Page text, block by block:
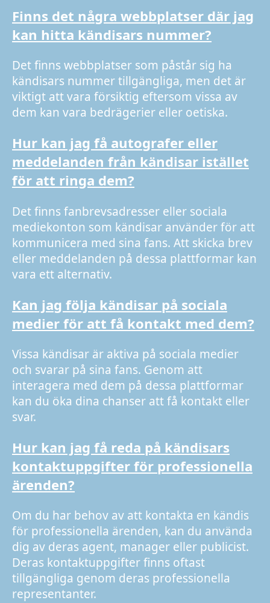
Finns det några webbplatser där jag
kan hitta kändisars nummer?
Det finns webbplatser som påstår sig ha
kändisars nummer tillgängliga, men det är
viktigt att vara försiktig eftersom vissa av
dem kan vara bedrägerier eller oetiska.
Hur kan jag få autografer eller
meddelanden från kändisar istället
för att ringa dem?
Det finns fanbrevsadresser eller sociala
mediekonton som kändisar använder för att
kommunicera med sina fans. Att skicka brev
eller meddelanden på dessa plattformar kan
vara ett alternativ.
Kan jag följa kändisar på sociala
medier för att få kontakt med dem?
Vissa kändisar är aktiva på sociala medier
och svarar på sina fans. Genom att
interagera med dem på dessa plattformar
kan du öka dina chanser att få kontakt eller
svar.
Hur kan jag få reda på kändisars
kontaktuppgifter för professionella
ärenden?
Om du har behov av att kontakta en kändis
för professionella ärenden, kan du använda
dig av deras agent, manager eller publicist.
Deras kontaktuppgifter finns oftast
tillgängliga genom deras professionella
representanter.